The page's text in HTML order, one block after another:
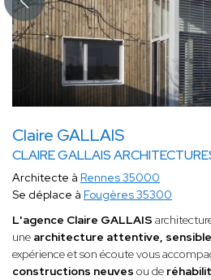
Claire GALLAIS
CLAIRE GALLAIS
Architecte à Rennes 35000
Se déplace à Fougères 35300
L'agence Claire GALLAIS
une architecture attentive,
expérience et son écoute vous
constructions neuves ou de